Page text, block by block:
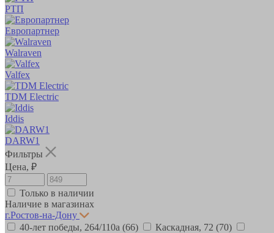
РТП
Европартнер
Walraven
Valfex
TDM Electric
Iddis
DARW1
Фильтры
Цена, ₽
Только в наличии
Наличие в магазинах
г.Ростов-на-Дону
40-лет победы, 264/110а (66) Каскадная, 72 (70)